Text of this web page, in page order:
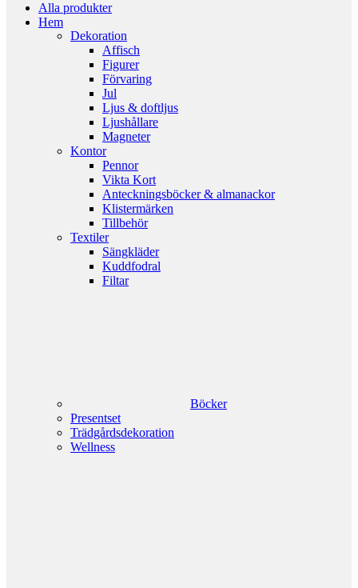
Alla produkter
Hem
Dekoration
Affisch
Figurer
Förvaring
Jul
Ljus & doftljus
Ljushållare
Magneter
Kontor
Pennor
Vikta Kort
Anteckningsböcker & almanackor
Klistermärken
Tillbehör
Textiler
Sängkläder
Kuddfodral
Filtar
Böcker
Presentset
Trädgårdsdekoration
Wellness